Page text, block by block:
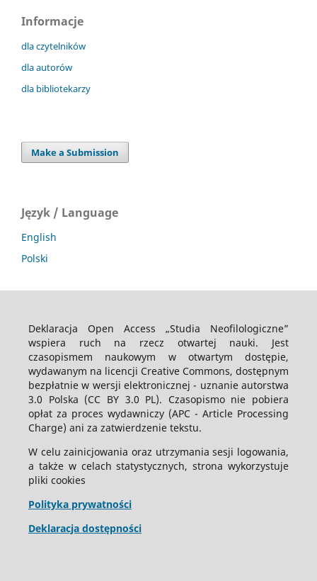
Informacje
dla czytelników
dla autorów
dla bibliotekarzy
Make a Submission
Język / Language
English
Polski
Deklaracja Open Access „Studia Neofilologiczne”
wspiera ruch na rzecz otwartej nauki. Jest
czasopismem naukowym w otwartym dostępie,
wydawanym na licencji Creative Commons, dostępnym
bezpłatnie w wersji elektronicznej - uznanie autorstwa
3.0 Polska (CC BY 3.0 PL). Czasopismo nie pobiera
opłat za proces wydawniczy (APC - Article Processing
Charge) ani za zatwierdzenie tekstu.
W celu zainicjowania oraz utrzymania sesji logowania,
a także w celach statystycznych, strona wykorzystuje
pliki cookies
Polityka prywatności
Deklaracja dostępności